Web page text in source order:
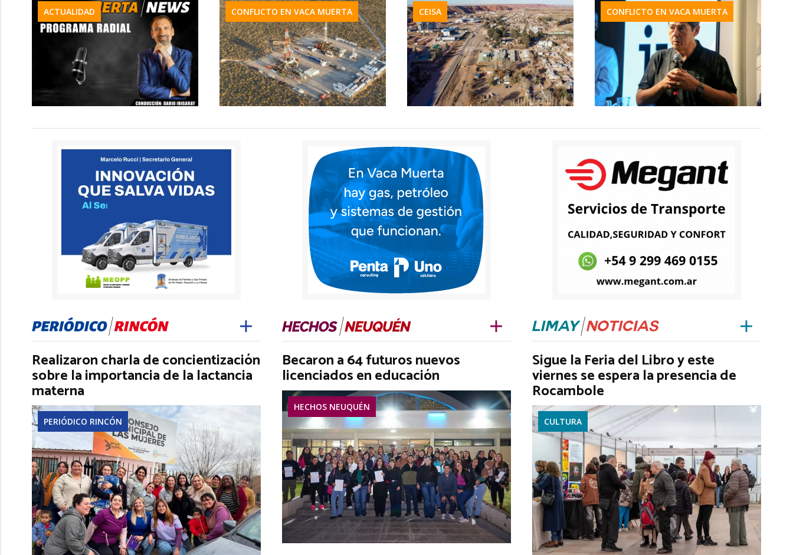
ACTUALIDAD CONFLICTO EN VACA MUERTA CEISA CONFLICTO EN VACA MUERTA
Realizaron charla de concientización
sobre la importancia de la lactancia
materna
PERIÓDICO RINCÓN
Becaron a 64 futuros nuevos
licenciados en educación
HECHOS NEUQUÉN
Sigue la Feria del Libro y este
viernes se espera la presencia de
Rocambole
CULTURA